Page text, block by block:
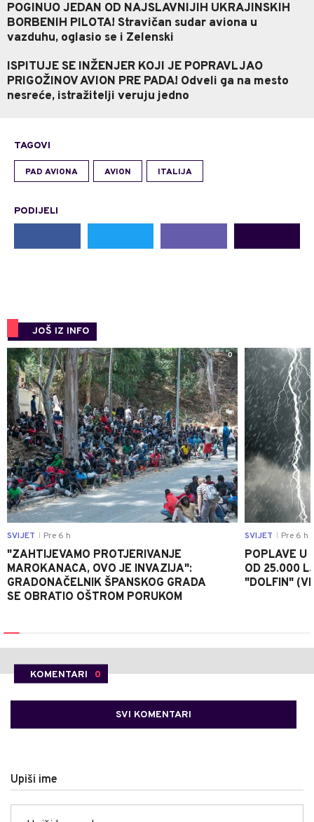
POGINUO JEDAN OD NAJSLAVNIJIH UKRAJINSKIH
BORBENIH PILOTA! Stravičan sudar aviona u
vazduhu, oglasio se i Zelenski
ISPITUJE SE INŽENJER KOJI JE POPRAVLJAO
PRIGOŽINOV AVION PRE PADA! Odveli ga na mesto
nesreće, istražitelji veruju jedno
TAGOVI
PAD AVIONA AVION ITALIJA
PODIJELI
JOŠ IZ INFO
0
SVIJET Pre 6 h
"ZAHTIJEVAMO PROTJERIVANJE
MAROKANACA, OVO JE INVAZIJA":
GRADONAČELNIK ŠPANSKOG GRADA
SE OBRATIO OŠTROM PORUKOM
SVIJET Pre 6 h
POPLAVE U
OD 25.000
"DOLFIN"
KOMENTARI 0
SVI KOMENTARI
Upiši ime